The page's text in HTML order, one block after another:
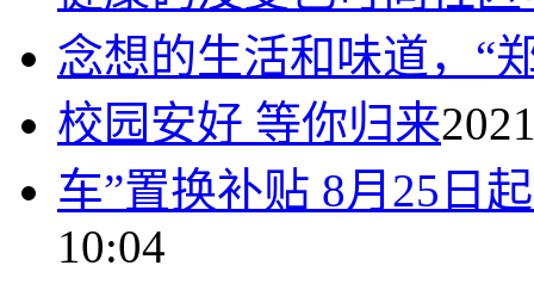
念想的生活和味道，“
校园安好 等你归来
车”置换补贴 8月25日
10:04